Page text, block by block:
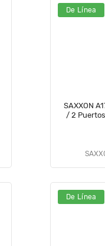
De Línea
SAXXON
/ 2
De Línea